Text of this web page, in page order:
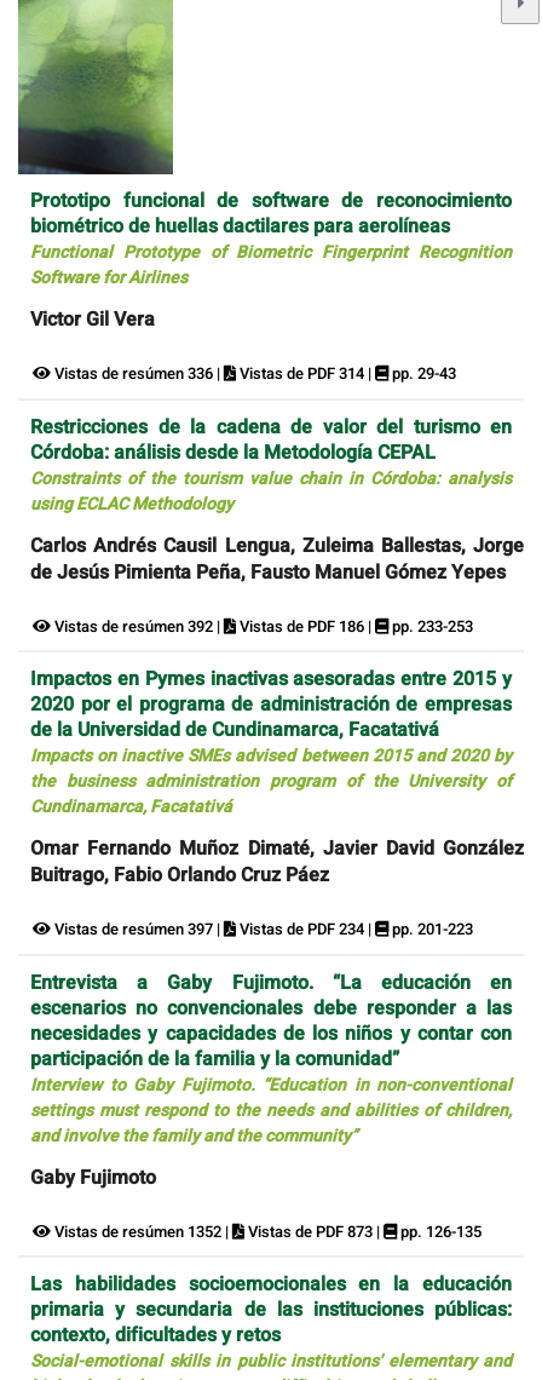
Prototipo funcional de software de reconocimiento
biométrico de huellas dactilares para aerolíneas
Functional Prototype of Biometric Fingerprint Recognition
Software for Airlines
Victor Gil Vera
Vistas de resúmen 336 | Vistas de PDF 314 | pp. 29-43
Restricciones de la cadena de valor del turismo en
Córdoba: análisis desde la Metodología CEPAL
Constraints of the tourism value chain in Córdoba: analysis
using ECLAC Methodology
Carlos Andrés Causil Lengua, Zuleima Ballestas, Jorge
de Jesús Pimienta Peña, Fausto Manuel Gómez Yepes
Vistas de resúmen 392 | Vistas de PDF 186 | pp. 233-253
Impactos en Pymes inactivas asesoradas entre 2015 y
2020 por el programa de administración de empresas
de la Universidad de Cundinamarca, Facatativá
Impacts on inactive SMEs advised between 2015 and 2020 by
the business administration program of the University of
Cundinamarca, Facatativá
Omar Fernando Muñoz Dimaté, Javier David González
Buitrago, Fabio Orlando Cruz Páez
Vistas de resúmen 397 | Vistas de PDF 234 | pp. 201-223
Entrevista a Gaby Fujimoto. “La educación en
escenarios no convencionales debe responder a las
necesidades y capacidades de los niños y contar con
participación de la familia y la comunidad”
Interview to Gaby Fujimoto. “Education in non-conventional
settings must respond to the needs and abilities of children,
and involve the family and the community”
Gaby Fujimoto
Vistas de resúmen 1352 | Vistas de PDF 873 | pp. 126-135
Las habilidades socioemocionales en la educación
primaria y secundaria de las instituciones públicas:
contexto, dificultades y retos
Social-emotional skills in public institutions' elementary and